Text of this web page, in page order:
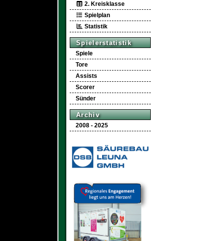
2. Kreisklasse
Spielplan
Statistik
Spielerstatistik
Spiele
Tore
Assists
Scorer
Sünder
Archiv
2008 - 2025